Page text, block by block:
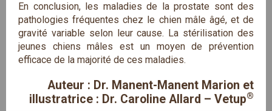
En conclusion, les maladies de la prostate sont des
pathologies fréquentes chez le chien mâle âgé, et de
gravité variable selon leur cause. La stérilisation des
jeunes chiens mâles est un moyen de prévention
efficace de la majorité de ces maladies.
Auteur : Dr. Manent-Manent Marion et
illustratrice : Dr. Caroline Allard – Vetup®